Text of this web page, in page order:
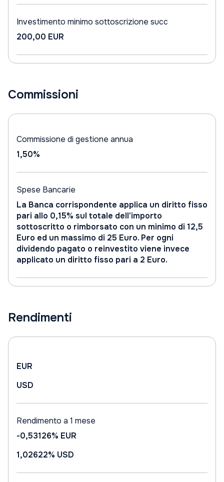
Investimento minimo sottoscrizione succ
200,00 EUR
Commissioni
Commissione di gestione annua
1,50%
Spese Bancarie
La Banca corrispondente applica un diritto fisso
pari allo 0,15% sul totale dell'importo
sottoscritto o rimborsato con un minimo di 12,5
Euro ed un massimo di 25 Euro. Per ogni
dividendo pagato o reinvestito viene invece
applicato un diritto fisso pari a 2 Euro.
Rendimenti
EUR
USD
Rendimento a 1 mese
-0,53126% EUR
1,02622% USD